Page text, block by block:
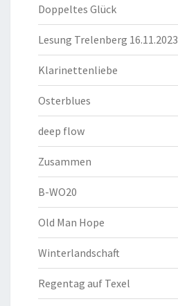
Doppeltes Glück
Lesung Trelenberg 16.11.2023
Klarinettenliebe
Osterblues
deep flow
Zusammen
B-WO20
Old Man Hope
Winterlandschaft
Regentag auf Texel